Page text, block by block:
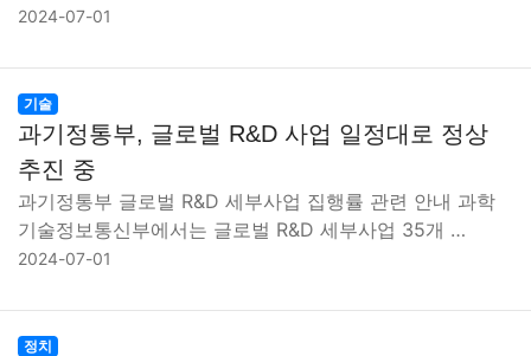
2024-07-01
기술
과기정통부, 글로벌 R&D 사업 일정대로 정상
추진 중
과기정통부 글로벌 R&D 세부사업 집행률 관련 안내 과학
기술정보통신부에서는 글로벌 R&D 세부사업 35개 …
2024-07-01
정치